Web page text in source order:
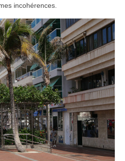
incohérences.